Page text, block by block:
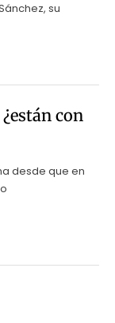
su
con
desde que en